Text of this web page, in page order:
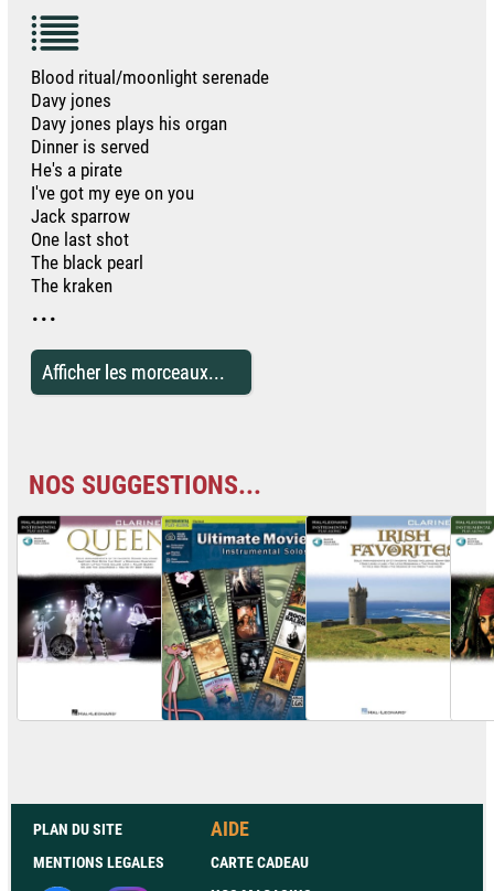
Blood ritual/moonlight serenade
Davy jones
Davy jones plays his organ
Dinner is served
He's a pirate
I've got my eye on you
Jack sparrow
One last shot
The black pearl
The kraken
...
Afficher les morceaux...
NOS SUGGESTIONS...
PLAN DU SITE
MENTIONS LEGALES
AIDE
CARTE CADEAU